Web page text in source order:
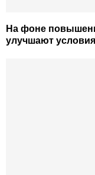
На фоне
улучшают